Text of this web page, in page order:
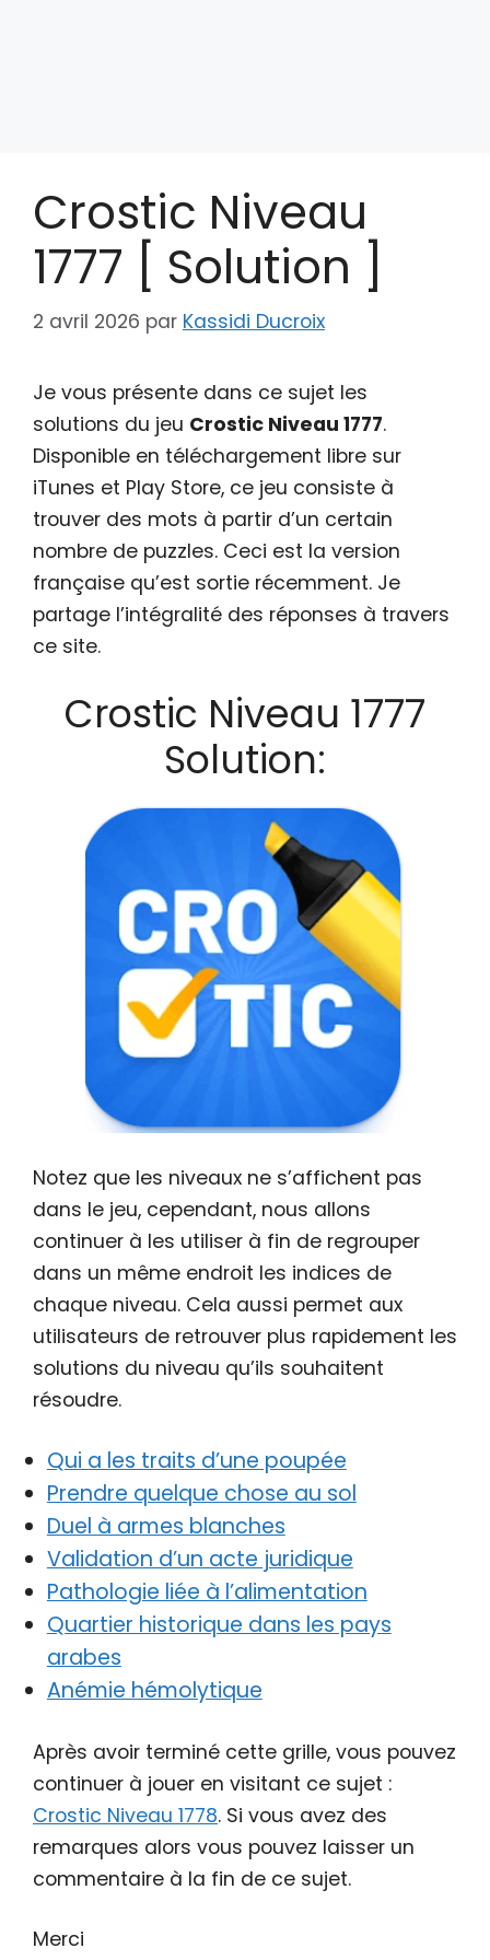
Crostic Niveau
1777 [ Solution ]
2 avril 2026 par Kassidi Ducroix
Je vous présente dans ce sujet les
solutions du jeu Crostic Niveau 1777.
Disponible en téléchargement libre sur
iTunes et Play Store, ce jeu consiste à
trouver des mots à partir d’un certain
nombre de puzzles. Ceci est la version
française qu’est sortie récemment. Je
partage l’intégralité des réponses à travers
ce site.
Crostic Niveau 1777
Solution:
Notez que les niveaux ne s’affichent pas
dans le jeu, cependant, nous allons
continuer à les utiliser à fin de regrouper
dans un même endroit les indices de
chaque niveau. Cela aussi permet aux
utilisateurs de retrouver plus rapidement les
solutions du niveau qu’ils souhaitent
résoudre.
Qui a les traits d’une poupée
Prendre quelque chose au sol
Duel à armes blanches
Validation d’un acte juridique
Pathologie liée à l’alimentation
Quartier historique dans les pays
arabes
Anémie hémolytique
Après avoir terminé cette grille, vous pouvez
continuer à jouer en visitant ce sujet :
Crostic Niveau 1778. Si vous avez des
remarques alors vous pouvez laisser un
commentaire à la fin de ce sujet.
Merci